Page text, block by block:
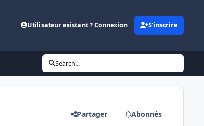
Utilisateur existant ? Connexion S’inscrire
Search...
Partager Abonnés